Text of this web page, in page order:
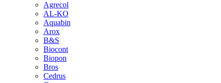
Agrecol
AL-KO
Aquabin
Arox
B&S
Biocont
Biopon
Bros
Cedrus